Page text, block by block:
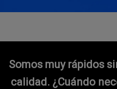
Somos muy rápidos
calidad. ¿Cuándo